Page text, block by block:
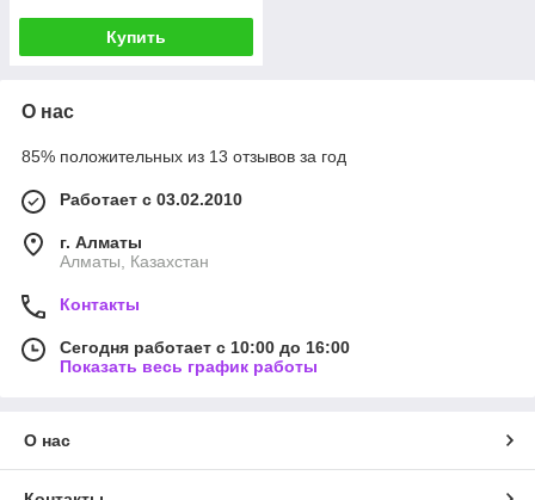
Купить
О нас
85% положительных из 13 отзывов за год
Работает с 03.02.2010
г. Алматы
Алматы, Казахстан
Контакты
Сегодня работает с 10:00 до 16:00
Показать весь график работы
О нас